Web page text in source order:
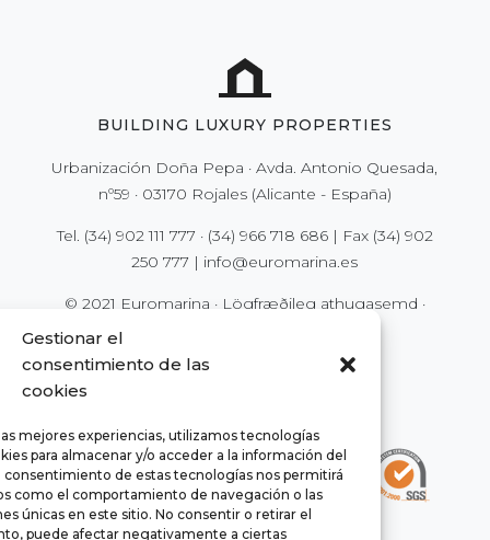
Gestionar el
consentimiento de las
cookies
mejores experiencias, utilizamos tecnologías
para almacenar y/o acceder a la información del
consentimiento de estas tecnologías nos permitirá
como el comportamiento de navegación o las
únicas en este sitio. No consentir o retirar el
puede afectar negativamente a ciertas
BUILDING LUXURY PROPERTIES
Urbanización Doña Pepa · Avda. Antonio Quesada,
nº59 · 03170 Rojales (Alicante - España)
Tel. (34) 902 111 777 · (34) 966 718 686| Fax (34) 902
250 777 | info@euromarina.es
© 2021 Euromarina · Lögfræðileg athugasemd ·
Persónuvernd